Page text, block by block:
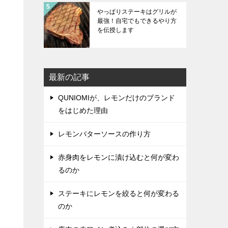
やっぱりステーキはグリルが
最強！自宅でもできるやり方
を伝授します
最新の記事
QUNIOMIが、レモンだけのブランド
をはじめた理由
レモンバターソースの作り方
赤身肉をレモンに漬け込むと何が変わ
るのか
ステーキにレモンを絞ると何が変わる
のか